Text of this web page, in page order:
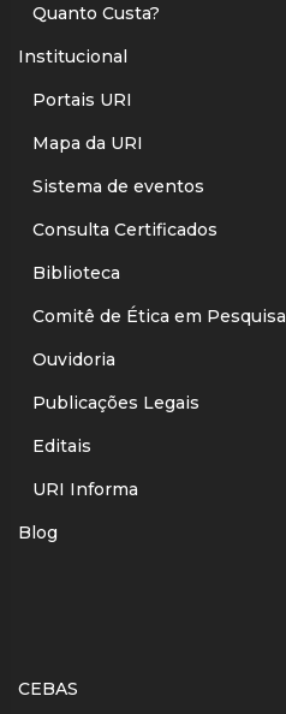
Quanto Custa?
Institucional
Portais URI
Mapa da URI
Sistema de eventos
Consulta Certificados
Biblioteca
Comitê de Ética em Pesquisa
Ouvidoria
Publicações Legais
Editais
URI Informa
Blog
CEBAS